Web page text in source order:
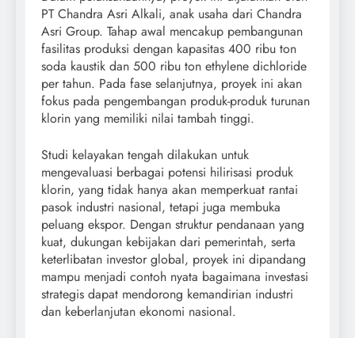
PT Chandra Asri Alkali, anak usaha dari Chandra
Asri Group. Tahap awal mencakup pembangunan
fasilitas produksi dengan kapasitas 400 ribu ton
soda kaustik dan 500 ribu ton ethylene dichloride
per tahun. Pada fase selanjutnya, proyek ini akan
fokus pada pengembangan produk-produk turunan
klorin yang memiliki nilai tambah tinggi.
Studi kelayakan tengah dilakukan untuk
mengevaluasi berbagai potensi hilirisasi produk
klorin, yang tidak hanya akan memperkuat rantai
pasok industri nasional, tetapi juga membuka
peluang ekspor. Dengan struktur pendanaan yang
kuat, dukungan kebijakan dari pemerintah, serta
keterlibatan investor global, proyek ini dipandang
mampu menjadi contoh nyata bagaimana investasi
strategis dapat mendorong kemandirian industri
dan keberlanjutan ekonomi nasional.